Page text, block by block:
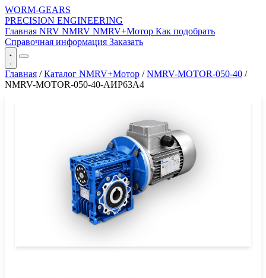
WORM-GEARS
PRECISION ENGINEERING
Главная NRV NMRV NMRV+Мотор Как подобрать
Справочная информация Заказать
Главная / Каталог NMRV+Мотор / NMRV-MOTOR-050-40 /
NMRV-MOTOR-050-40-АИР63A4